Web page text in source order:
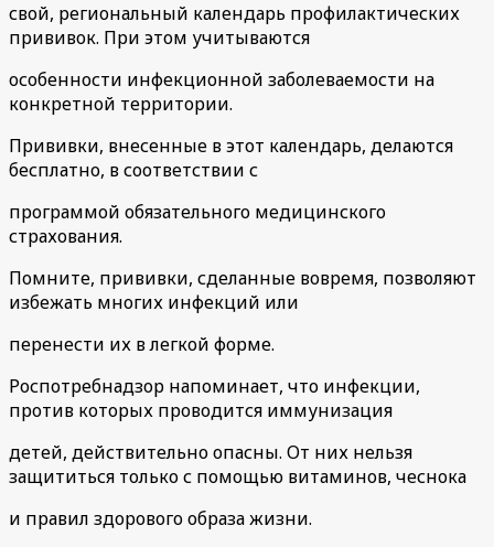
свой, региональный календарь профилактических
прививок. При этом учитываются
особенности инфекционной заболеваемости на
конкретной территории.
Прививки, внесенные в этот календарь, делаются
бесплатно, в соответствии с
программой обязательного медицинского
страхования.
Помните, прививки, сделанные вовремя, позволяют
избежать многих инфекций или
перенести их в легкой форме.
Роспотребнадзор напоминает, что инфекции,
против которых проводится иммунизация
детей, действительно опасны. От них нельзя
защититься только с помощью витаминов, чеснока
и правил здорового образа жизни.